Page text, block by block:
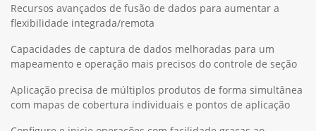
Recursos avançados de fusão de dados para aumentar a
flexibilidade integrada/remota
Capacidades de captura de dados melhoradas para um
mapeamento e operação mais precisos do controle de seção
Aplicação precisa de múltiplos produtos de forma simultânea
com mapas de cobertura individuais e pontos de aplicação